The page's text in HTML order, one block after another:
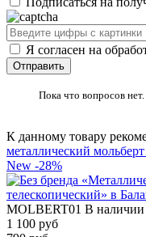
Я согласен на
Пока что вопросов
К данному товару
металлический
New -28%
MOLBERT01 В наличии
1 100 руб